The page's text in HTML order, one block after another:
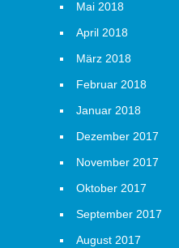
Mai 2018
April 2018
März 2018
Februar 2018
Januar 2018
Dezember 2017
November 2017
Oktober 2017
September 2017
August 2017